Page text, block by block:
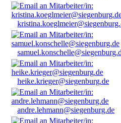
heike.krieger@siegenburg.de
andre.lehmann@siegenburg.de